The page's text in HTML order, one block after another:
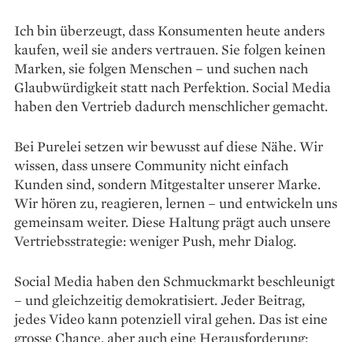
Ich bin überzeugt, dass Konsumenten heute anders
kaufen, weil sie anders vertrauen. Sie folgen keinen
Marken, sie folgen Menschen – und suchen nach
Glaubwürdigkeit statt nach Perfektion. Social Media
haben den Vertrieb dadurch menschlicher gemacht.
Bei Purelei setzen wir bewusst auf diese Nähe. Wir
wissen, dass unsere Community nicht einfach
Kunden sind, sondern Mitgestalter unserer Marke.
Wir hören zu, reagieren, lernen – und entwickeln uns
gemeinsam weiter. Diese Haltung prägt auch unsere
Vertriebs­strategie: weniger Push, mehr Dialog.
Social Media haben den Schmuckmarkt beschleunigt
– und gleichzeitig demokratisiert. Jeder Beitrag,
jedes Video kann potenziell viral gehen. Das ist eine
grosse Chance, aber auch eine Herausforderung: